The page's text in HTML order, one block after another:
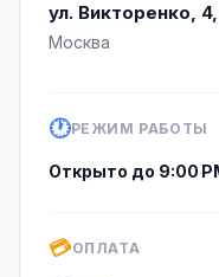
ул. Викторенко,
Москва
🕐РЕЖИМ РАБОТЫ
Открыто до 9:00
💳ОПЛАТА